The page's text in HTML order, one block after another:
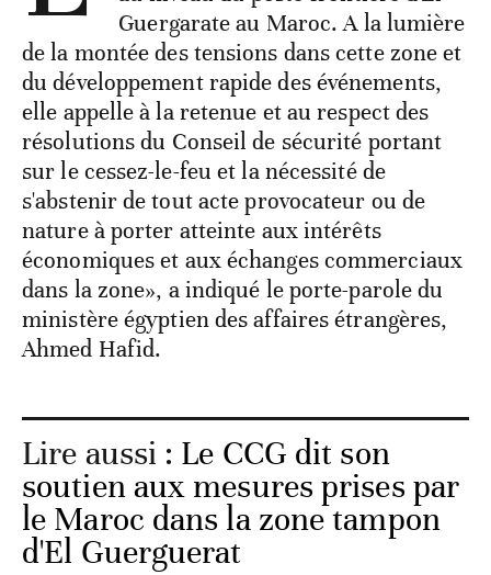
Guergarate au Maroc. A la lumière
de la montée des tensions dans cette zone et
du développement rapide des événements,
elle appelle à la retenue et au respect des
résolutions du Conseil de sécurité portant
sur le cessez-le-feu et la nécessité de
s'abstenir de tout acte provocateur ou de
nature à porter atteinte aux intérêts
économiques et aux échanges commerciaux
dans la zone», a indiqué le porte-parole du
ministère égyptien des affaires étrangères,
Ahmed Hafid.
Lire aussi : Le CCG dit son
soutien aux mesures prises par
le Maroc dans la zone tampon
d'El Guerguerat